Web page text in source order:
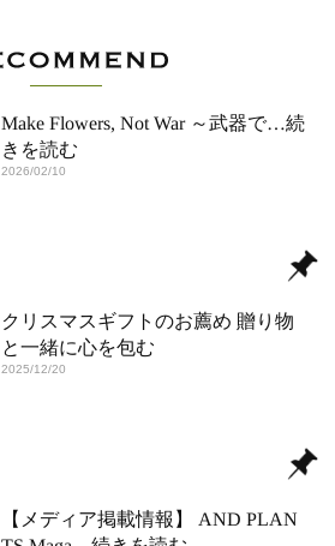
Make Flowers, Not War ～武器で…続
きを読む
2026/02/10
クリスマスギフトのお薦め 贈り物
と一緒に心を包む
2025/12/20
【メディア掲載情報】 AND PLAN